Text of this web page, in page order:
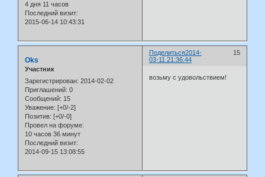
4 дня 11 часов
Последний визит:
2015-06-14 10:43:31
Поделиться 15
2014-
03-11 21:36:44
Oks
Участник
Зарегистрирован: 2014-02-02
Приглашений: 0
Сообщений: 15
Уважение: [+0/-2]
Позитив: [+0/-0]
Провел на форуме:
10 часов 36 минут
Последний визит:
2014-09-15 13:08:55
возьму с удовольствием!